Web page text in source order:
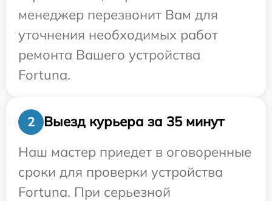
менеджер перезвонит Вам для
уточнения необходимых работ
ремонта Вашего устройства
Fortuna.
2
Выезд курьера за 35 минут
Наш мастер приедет в оговоренные
сроки для проверки устройства
Fortuna. При серьезной